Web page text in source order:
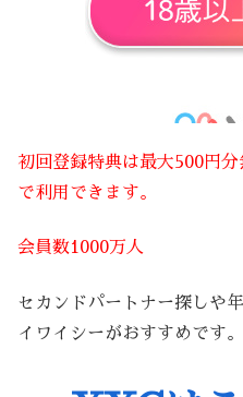
初回登録特典は最大500円
で利用できます。
会員数1000万人
セカンドパートナー探しや
イワイシーがおすすめです。